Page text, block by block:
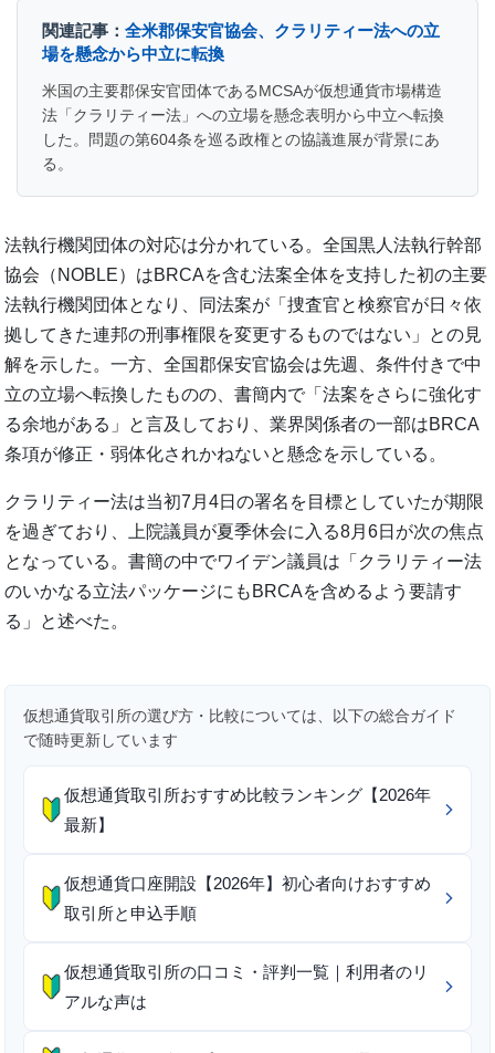
関連記事：全米郡保安官協会、クラリティー法への立
場を懸念から中立に転換
米国の主要郡保安官団体であるMCSAが仮想通貨市場構造
法「クラリティー法」への立場を懸念表明から中立へ転換
した。問題の第604条を巡る政権との協議進展が背景にあ
る。
法執行機関団体の対応は分かれている。全国黒人法執行幹部
協会（NOBLE）はBRCAを含む法案全体を支持した初の主要
法執行機関団体となり、同法案が「捜査官と検察官が日々依
拠してきた連邦の刑事権限を変更するものではない」との見
解を示した。一方、全国郡保安官協会は先週、条件付きで中
立の立場へ転換したものの、書簡内で「法案をさらに強化す
る余地がある」と言及しており、業界関係者の一部はBRCA
条項が修正・弱体化されかねないと懸念を示している。
クラリティー法は当初7月4日の署名を目標としていたが期限
を過ぎており、上院議員が夏季休会に入る8月6日が次の焦点
となっている。書簡の中でワイデン議員は「クラリティー法
のいかなる立法パッケージにもBRCAを含めるよう要請す
る」と述べた。
仮想通貨取引所の選び方・比較については、以下の総合ガイド
で随時更新しています
仮想通貨取引所おすすめ比較ランキング【2026年
最新】
仮想通貨口座開設【2026年】初心者向けおすすめ
取引所と申込手順
仮想通貨取引所の口コミ・評判一覧｜利用者のリ
アルな声は